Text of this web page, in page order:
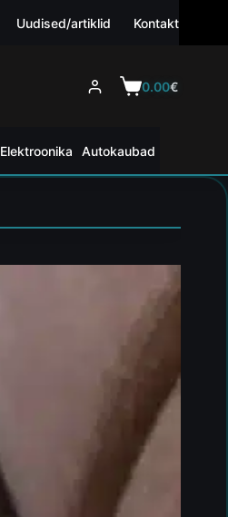
Uudised/artiklid Kontakt
0.00€
Elektroonika Autokaubad